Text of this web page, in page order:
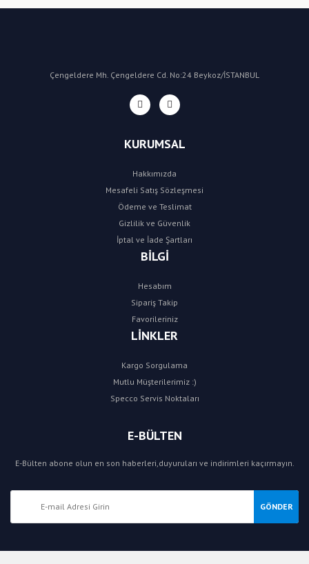
Çengeldere Mh. Çengeldere Cd. No:24 Beykoz/İSTANBUL
KURUMSAL
Hakkımızda
Mesafeli Satış Sözleşmesi
Ödeme ve Teslimat
Gizlilik ve Güvenlik
İptal ve İade Şartları
BİLGİ
Hesabım
Sipariş Takip
Favorileriniz
LİNKLER
Kargo Sorgulama
Mutlu Müşterilerimiz :)
Specco Servis Noktaları
E-BÜLTEN
E-Bülten abone olun en son haberleri,duyuruları ve indirimleri kaçırmayın.
GÖNDER